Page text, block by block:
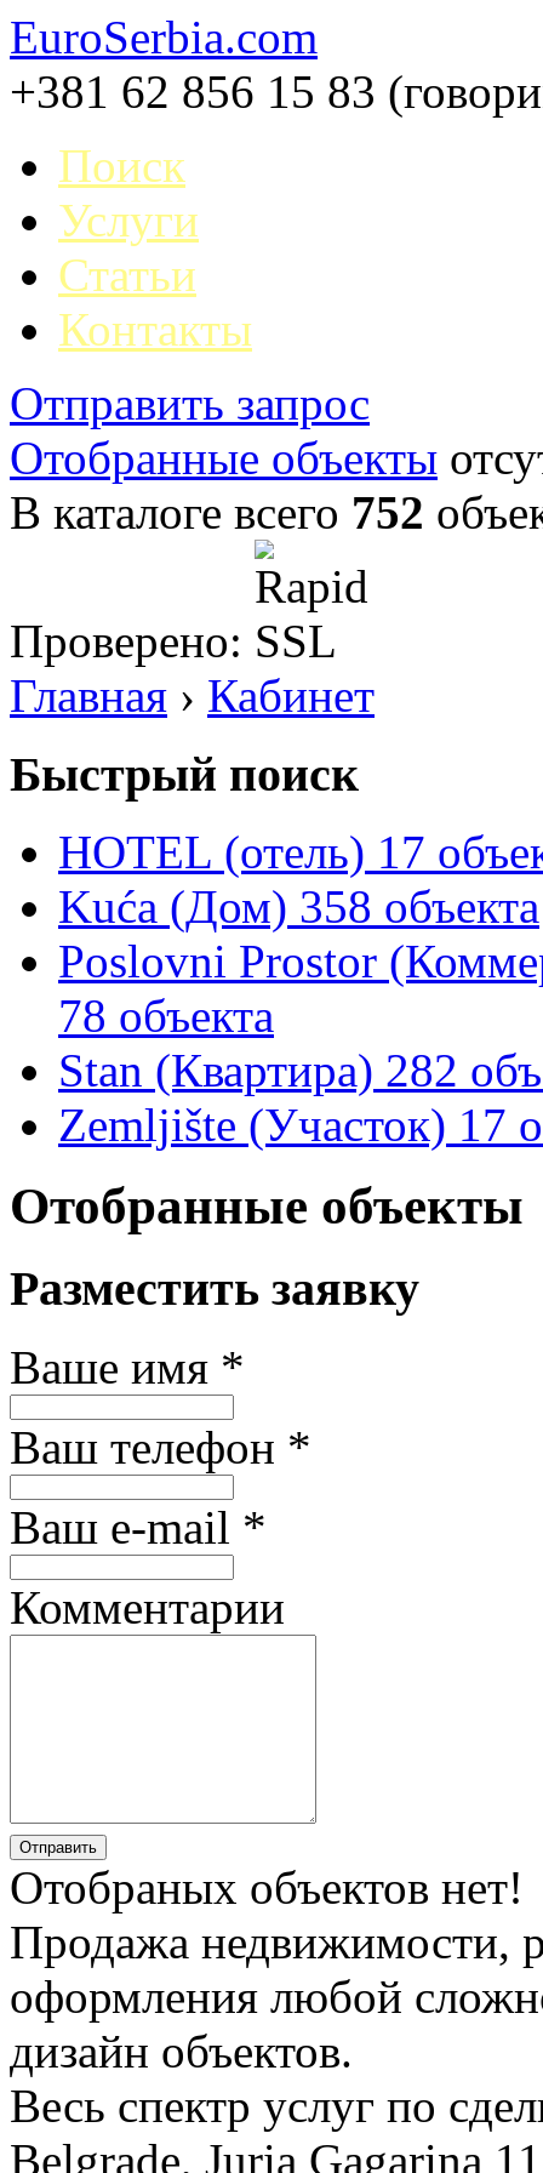
EuroSerbia.com
+381 62 856 15 83
Поиск
Услуги
Статьи
Контакты
Отправить запрос
Отобранные объекты
В каталоге всего 752
Проверено:
Главная › Кабинет
Быстрый поиск
HOTEL (отель) 17
Kuća (Дом) 358 объекта
Poslovni Prostor
78 объекта
Stan (Квартира) 282
Zemljište (Участок) 17
Отобранные объекты
Разместить заявку
Ваше имя *
Ваш телефон *
Ваш e-mail *
Комментарии
Отправить
Отобраных объектов нет!
Продажа недвижимости,
оформления любой
дизайн объектов.
Весь спектр услуг по
Belgrade, Juria Gagarina